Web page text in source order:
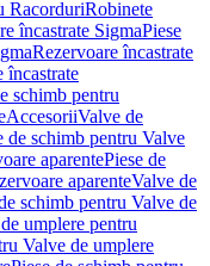
RacorduriRobinete
încastrate SigmaPiese
Rezervoare încastrate
încastrate
schimb pentru
AccesoriiValve de
de schimb pentru Valve
aparentePiese de
aparenteValve de
schimb pentru Valve de
umplere pentru
Valve de umplere